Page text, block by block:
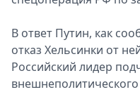
В ответ Путин, как
отказ Хельсинки от
Российский лидер